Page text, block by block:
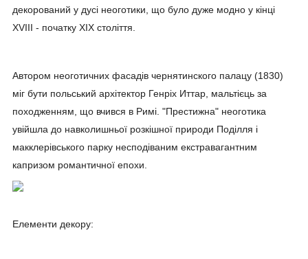
декорований у дусі неоготики, що було дуже модно у кінці
XVIII - початку XIX століття.
Автором неоготичних фасадів чернятинского палацу (1830)
міг бути польський архітектор Генріх Иттар, мальтієць за
походженням, що вчився в Римі. "Престижна" неоготика
увійшла до навколишньої розкішної природи Поділля і
макклерівського парку несподіваним екстравагантним
капризом романтичної епохи.
Елементи декору: